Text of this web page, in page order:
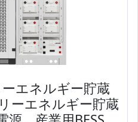
エネルギー貯蔵
ーエネルギー貯蔵